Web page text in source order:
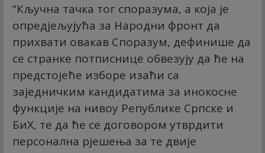
“Кључна тачка тог споразума, а која је
опредјељујућа за Народни фронт да
прихвати овакав Споразум, дефинише да
се странке потписнице обвезују да ће на
предстојеће изборе изаћи са
заједничким кандидатима за инокосне
функције на нивоу Републике Српске и
БиХ, те да ће се договором утврдити
персонална рјешења за те двије